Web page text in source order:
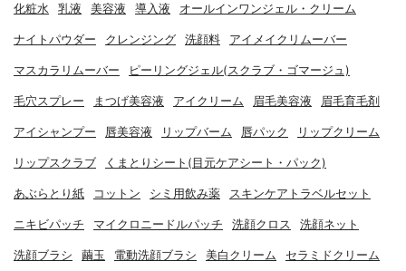
化粧水 乳液 美容液 導入液 オールインワンジェル・クリーム
ナイトパウダー クレンジング 洗顔料 アイメイクリムーバー
マスカラリムーバー ピーリングジェル(スクラブ・ゴマージュ)
毛穴スプレー まつげ美容液 アイクリーム 眉毛美容液 眉毛育毛剤
アイシャンプー 唇美容液 リップバーム 唇パック リップクリーム
リップスクラブ くまとりシート(目元ケアシート・パック)
あぶらとり紙 コットン シミ用飲み薬 スキンケアトラベルセット
ニキビパッチ マイクロニードルパッチ 洗顔クロス 洗顔ネット
洗顔ブラシ 繭玉 電動洗顔ブラシ 美白クリーム セラミドクリーム